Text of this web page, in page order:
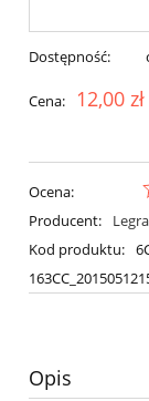
Dostępność:
Cena: 12,00 zł
Ocena:
Producent:
Kod produktu:
Opis